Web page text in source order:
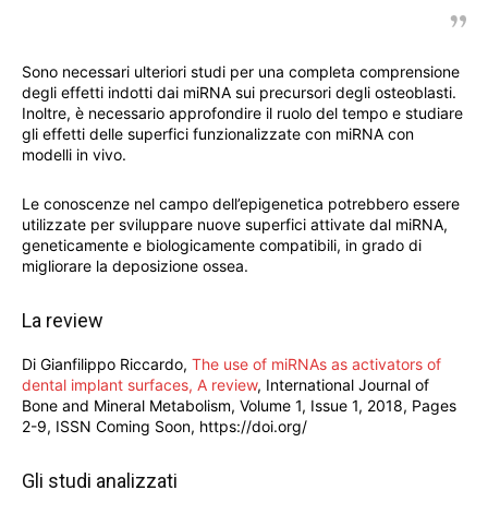
Sono necessari ulteriori studi per una completa comprensione
degli effetti indotti dai miRNA sui precursori degli osteoblasti.
Inoltre, è necessario approfondire il ruolo del tempo e studiare
gli effetti delle superfici funzionalizzate con miRNA con
modelli in vivo.
Le conoscenze nel campo dell’epigenetica potrebbero essere
utilizzate per sviluppare nuove superfici attivate dal miRNA,
geneticamente e biologicamente compatibili, in grado di
migliorare la deposizione ossea.
La review
Di Gianfilippo Riccardo, The use of miRNAs as activators of
dental implant surfaces, A review, International Journal of
Bone and Mineral Metabolism, Volume 1, Issue 1, 2018, Pages
2-9, ISSN Coming Soon, https://doi.org/
Gli studi analizzati